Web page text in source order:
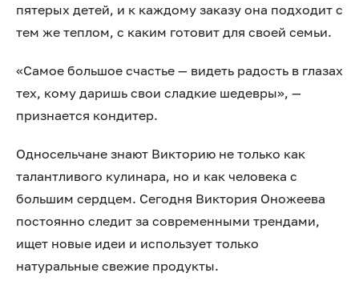
пятерых детей, и к каждому заказу она подходит с
тем же теплом, с каким готовит для своей семьи.
«Самое большое счастье — видеть радость в глазах
тех, кому даришь свои сладкие шедевры», —
признается кондитер.
Односельчане знают Викторию не только как
талантливого кулинара, но и как человека с
большим сердцем. Сегодня Виктория Оножеева
постоянно следит за современными трендами,
ищет новые идеи и использует только
натуральные свежие продукты.